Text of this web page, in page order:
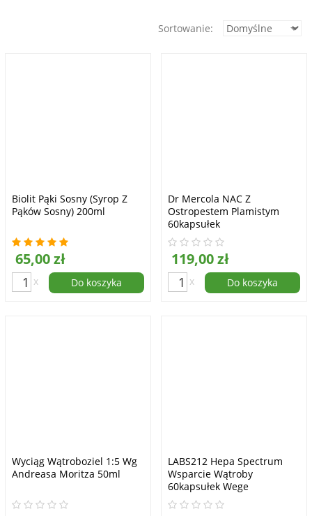
Sortowanie:
Biolit Pąki Sosny (syrop Z
Pąków Sosny) 200ml
65,00 zł
x Do koszyka
Dr Mercola NAC Z
Ostropestem Plamistym
60kapsułek
119,00 zł
x Do koszyka
Wyciąg Wątroboziel 1:5 Wg
Andreasa Moritza 50ml
LABS212 Hepa Spectrum
Wsparcie Wątroby
60kapsułek Wege